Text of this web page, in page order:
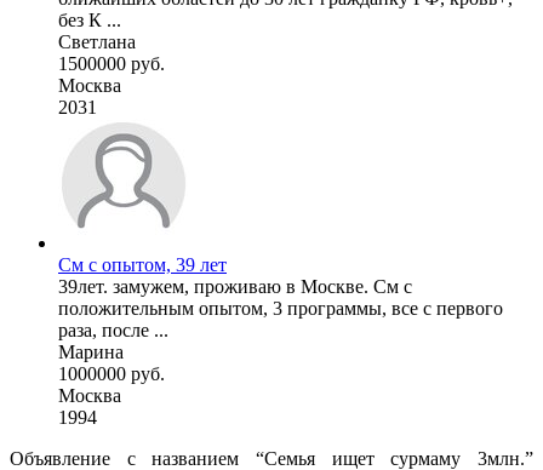
без К ...
Светлана
1500000 руб.
Москва
2031
См с опытом, 39 лет
39лет. замужем, проживаю в Москве. См с
положительным опытом, 3 программы, все с первого
раза, после ...
Марина
1000000 руб.
Москва
1994
Объявление с названием “Семья ищет сурмаму 3млн.”